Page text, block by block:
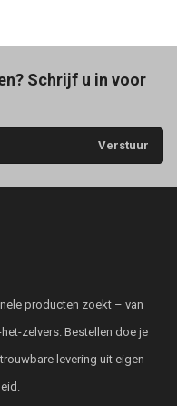
Schrijf u in voor
Verstuur
producten zoekt – van
zelvers. Bestellen doe je
levering uit eigen